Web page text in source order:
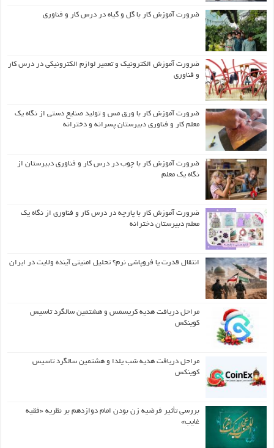
ضرورت آموزش کار با گل و گیاه در درس کار و فناوری
ضرورت آموزش الکترونیک و تعمیر لوازم الکترونیکی در درس کار
و فناوری
ضرورت آموزش کار با ورق مس و تولید صنایع دستی از نگاه یک
معلم کار و فناوری دبیرستان پسرانه و دخترانه
ضرورت آموزش کار با چوب در درس کار و فناوری دبیرستان از
نگاه یک معلم
ضرورت آموزش کار با پارچه در درس کار و فناوری از نگاه یک
معلم دبیرستان دخترانه
انتقال قدرت یا فروپاشی نرم؟ تحلیل امنیتی آینده ولایت در ایران
مراحل دریافت هدیه کریسمس و هشتمین سالگرد تاسیس
کوینکس
مراحل دریافت هدیه شب یلدا و هشتمین سالگرد تاسیس
کوینکس
بررسی تأثیر فرضیه زن بودن امام دوازدهم بر نظریه «فقیه
غایب»